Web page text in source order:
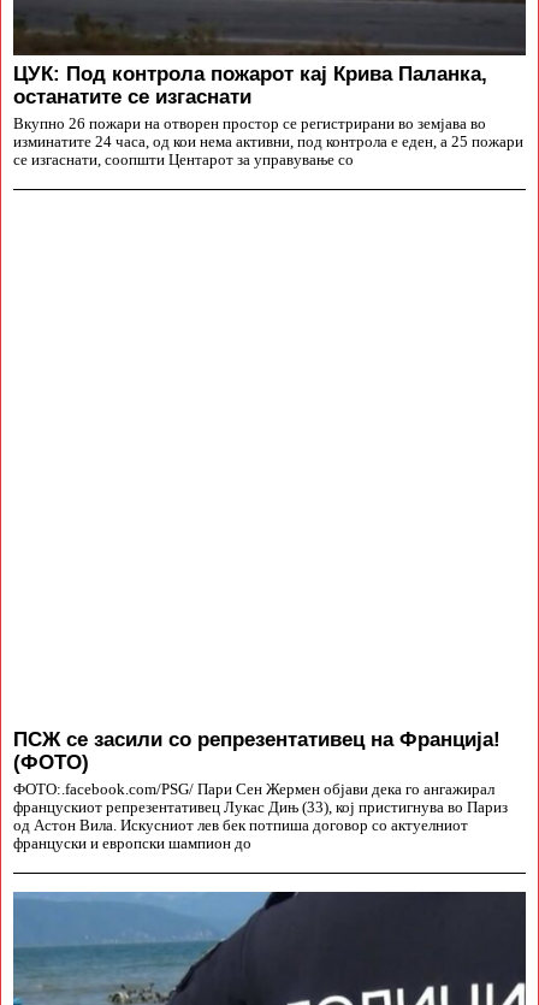
ЦУК: Под контрола пожарот кај Крива Паланка,
останатите се изгаснати
Вкупно 26 пожари на отворен простор се регистрирани во земјава во
изминатите 24 часа, од кои нема активни, под контрола е еден, а 25 пожари
се изгаснати, соопшти Центарот за управување со
ПСЖ се засили со репрезентативец на Франција!
(ФОТО)
ФОТО:.facebook.com/PSG/ Пари Сен Жермен објави дека го ангажирал
францускиот репрезентативец Лукас Дињ (33), кој пристигнува во Париз
од Астон Вила. Искусниот лев бек потпиша договор со актуелниот
француски и европски шампион до